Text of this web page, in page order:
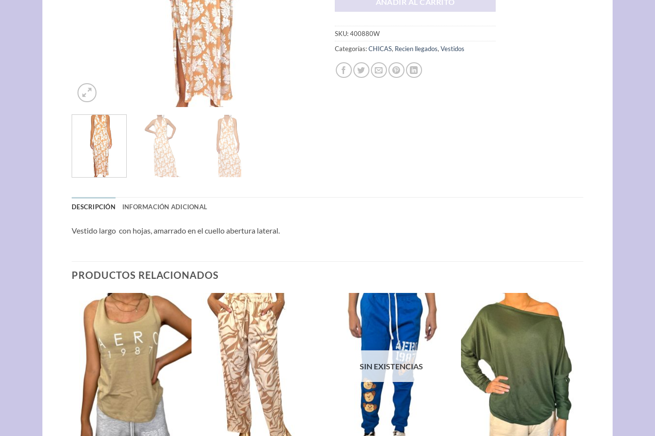
AÑADIR AL CARRITO
SKU:400880W
Categorías:CHICAS, Recien llegados, Vestidos
DESCRIPCIÓN INFORMACIÓN ADICIONAL
Vestido largo con hojas, amarrado en el cuello abertura lateral.
PRODUCTOS RELACIONADOS
SIN EXISTENCIAS